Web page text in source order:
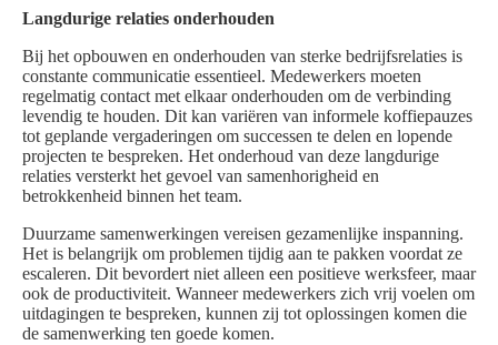
Langdurige relaties onderhouden
Bij het opbouwen en onderhouden van sterke bedrijfsrelaties is
constante communicatie essentieel. Medewerkers moeten
regelmatig contact met elkaar onderhouden om de verbinding
levendig te houden. Dit kan variëren van informele koffiepauzes
tot geplande vergaderingen om successen te delen en lopende
projecten te bespreken. Het onderhoud van deze langdurige
relaties versterkt het gevoel van samenhorigheid en
betrokkenheid binnen het team.
Duurzame samenwerkingen vereisen gezamenlijke inspanning.
Het is belangrijk om problemen tijdig aan te pakken voordat ze
escaleren. Dit bevordert niet alleen een positieve werksfeer, maar
ook de productiviteit. Wanneer medewerkers zich vrij voelen om
uitdagingen te bespreken, kunnen zij tot oplossingen komen die
de samenwerking ten goede komen.